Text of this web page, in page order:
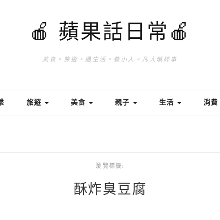
🍎 蘋果話日常🍎
美食。旅遊。過生活。養小人。凡人瑣碎事
旅遊 美食 親子 生活 消費
瀏覽標籤:
酥炸臭豆腐